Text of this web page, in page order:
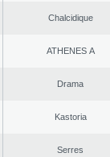
Chalcidique
ATHENES Α
Drama
Kastoria
Serres